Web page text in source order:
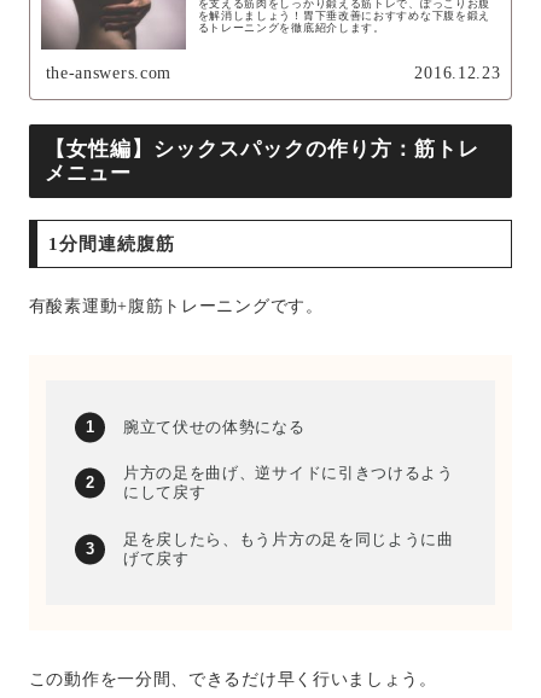
を支える筋肉をしっかり鍛える筋トレで、ぽっこりお腹
を解消しましょう！胃下垂改善におすすめな下腹を鍛え
るトレーニングを徹底紹介します。
the-answers.com 2016.12.23
【女性編】シックスパックの作り方：筋トレ
メニュー
1分間連続腹筋
有酸素運動+腹筋トレーニングです。
腕立て伏せの体勢になる
片方の足を曲げ、逆サイドに引きつけるよう
にして戻す
足を戻したら、もう片方の足を同じように曲
げて戻す
この動作を一分間、できるだけ早く行いましょう。